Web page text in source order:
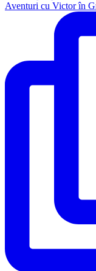
Aventuri cu Victor în